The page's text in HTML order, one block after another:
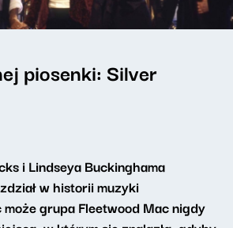
piosenki: Silver
i Lindseya Buckinghama
w historii muzyki
może grupa Fleetwood Mac nigdy